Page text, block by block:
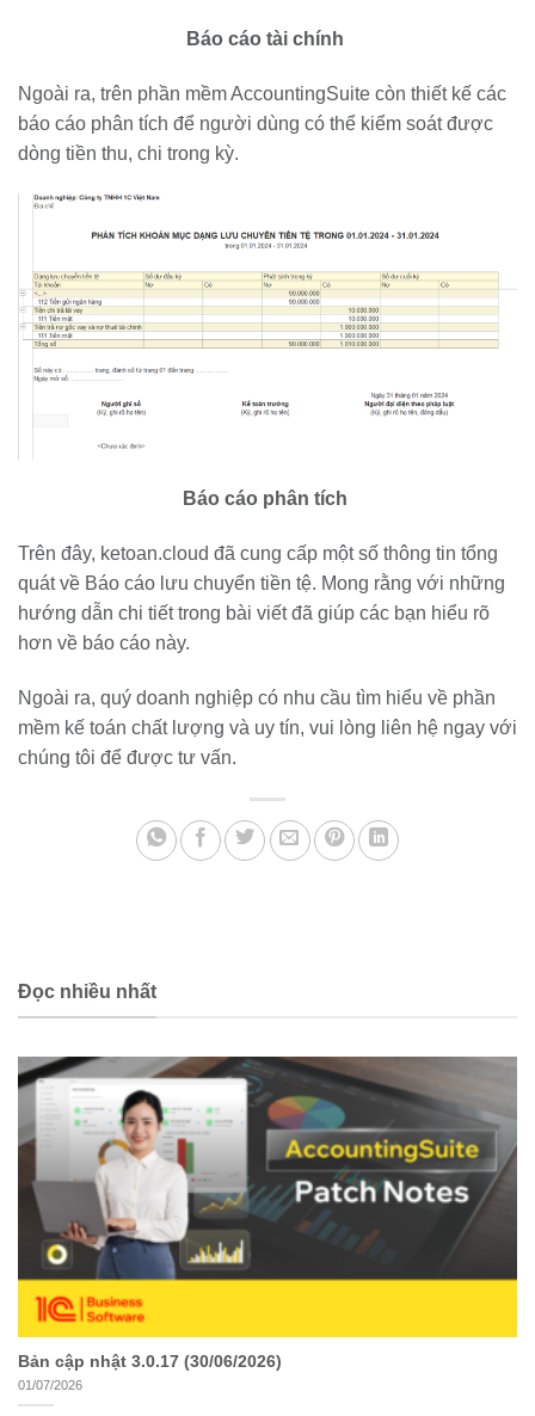
Báo cáo tài chính
Ngoài ra, trên phần mềm AccountingSuite còn thiết kế các
báo cáo phân tích để người dùng có thể kiểm soát được
dòng tiền thu, chi trong kỳ.
Báo cáo phân tích
Trên đây, ketoan.cloud đã cung cấp một số thông tin tổng
quát về Báo cáo lưu chuyển tiền tệ. Mong rằng với những
hướng dẫn chi tiết trong bài viết đã giúp các bạn hiểu rõ
hơn về báo cáo này.
Ngoài ra, quý doanh nghiệp có nhu cầu tìm hiểu về phần
mềm kế toán chất lượng và uy tín, vui lòng liên hệ ngay với
chúng tôi để được tư vấn.
Đọc nhiều nhất
Bản cập nhật 3.0.17 (30/06/2026)
01/07/2026